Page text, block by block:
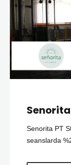
Senorita PT
seanslarda